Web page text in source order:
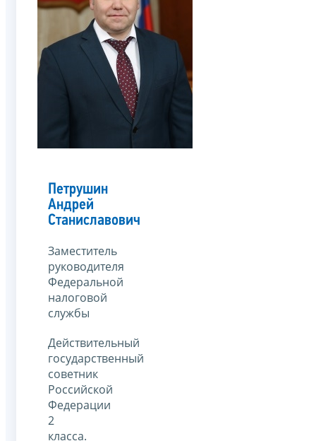
Петрушин
Андрей
Станиславович
Заместитель
руководителя
Федеральной
налоговой
службы
Действительный
государственный
советник
Российской
Федерации
2
класса.